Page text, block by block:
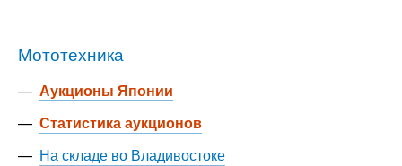
Мототехника
— Аукционы Японии
— Статистика аукционов
— На складе во Владивостоке